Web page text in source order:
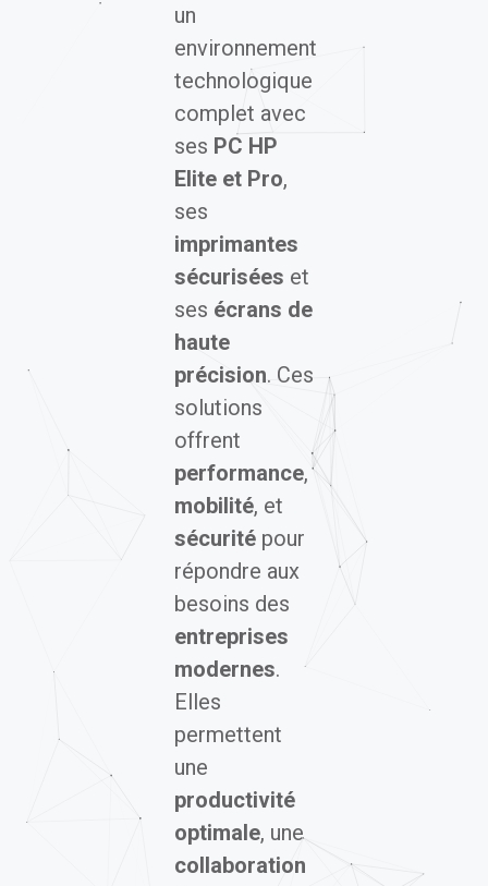
un
environnement
technologique
complet avec
ses PC HP
Elite et Pro,
ses
imprimantes
sécurisées et
ses écrans de
haute
précision. Ces
solutions
offrent
performance,
mobilité, et
sécurité pour
répondre aux
besoins des
entreprises
modernes.
Elles
permettent
une
productivité
optimale, une
collaboration